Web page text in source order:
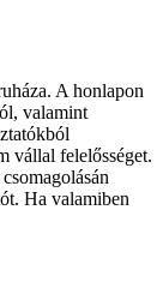
A honlapon
valamint
vállal felelősséget.
Ha valamiben